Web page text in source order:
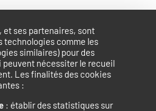
, et ses partenaires, sont
technologies comme les
similaires) pour des
nécessiter le recueil
Les finalités des cookies
:
: établir des statistiques sur